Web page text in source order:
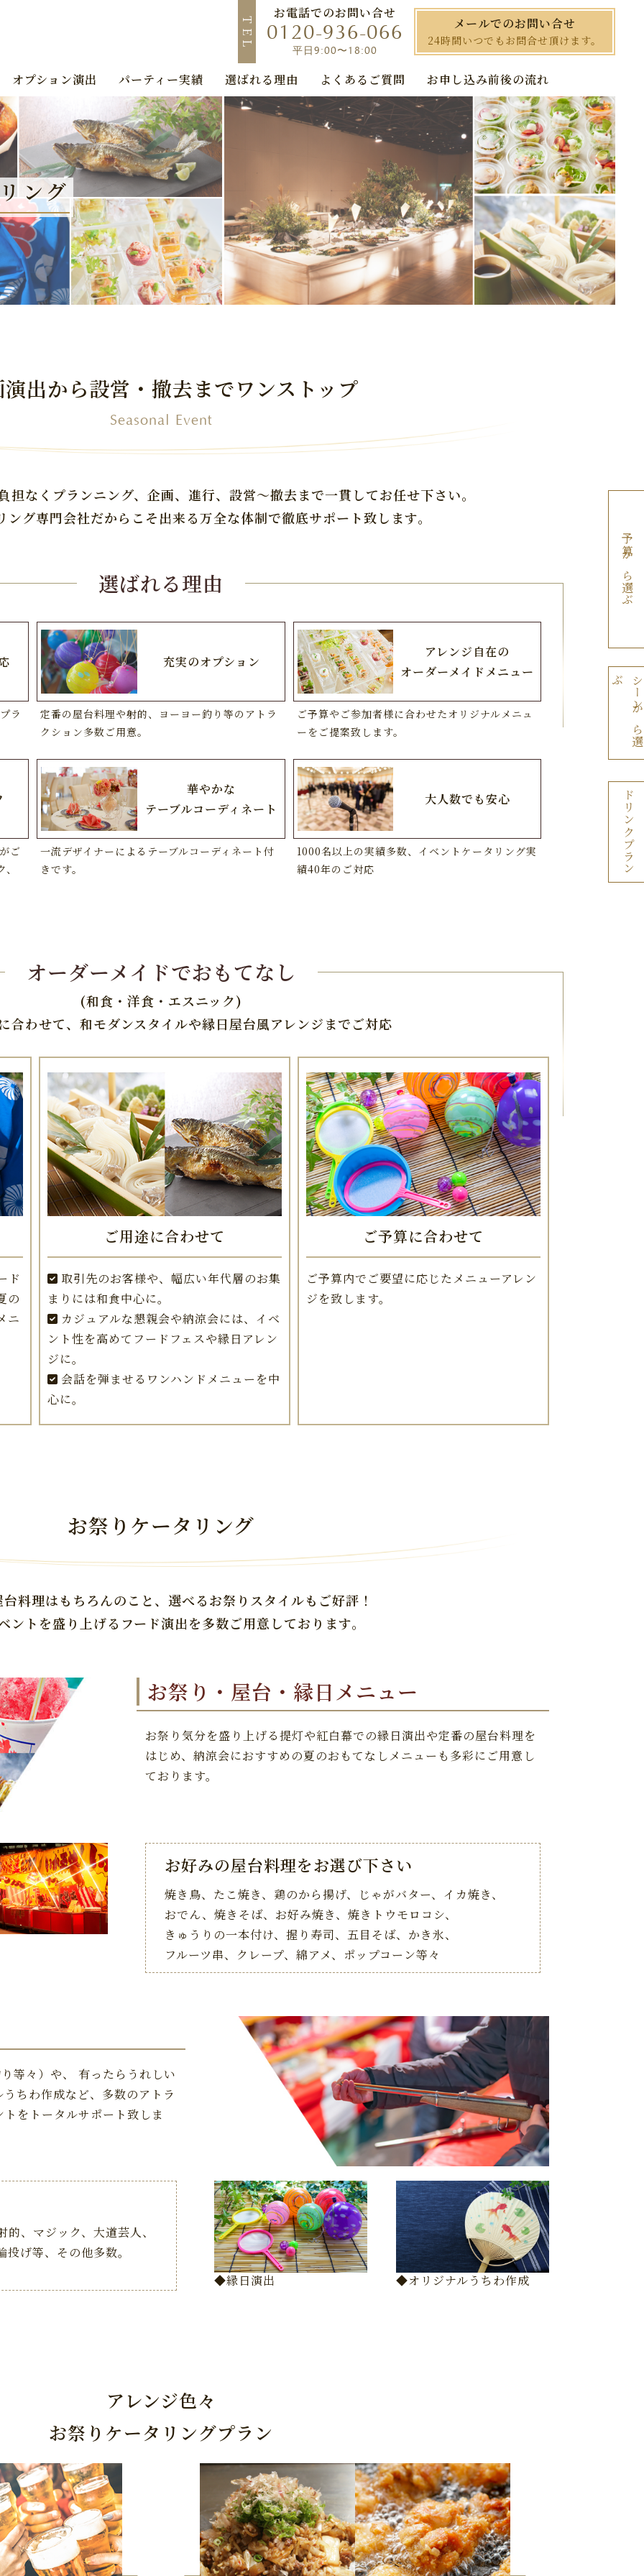
T
E
L
お電話でのお問い合せ
0120-936-066
平日9:00〜18:00
メールでのお問い合せ
24時間いつでもお問合せ頂けます。
オプション演出 パーティー実績 選ばれる理由 よくあるご質問 お申し込み前後の流れ
ング
出から設営・撤去までワンストップ
Seasonal Event
担なく プランニング、企画、進行、 設営～撤去まで一貫してお任せ下さい。
ング専門会社だからこそ出来る万全な体制で徹底サポート致します。
選ばれる理由
ラ
充実のオプション
定番の屋台料理や射的、ヨーヨー釣り等のアトラ
クション多数ご用意。
アレンジ自在の
オーダーメイドメニュー
ご予算やご参加者様に合わせたオリジナルメニュ
ーをご提案致します。
ご
華やかな
テーブルコーディネート
一流デザイナーによるテーブルコーディネート付
きです。
大人数でも安心
1000名以上の実績多数、イベントケータリング実
績40年のご対応
オーダーメイドでおもてなし
(和食・洋食・エスニック)
合わせて、和モダンスタイルや縁日屋台風アレンジまでご対応
ド
の
ニ
ご用途に合わせて
取引先のお客様や、幅広い年代層のお集
まりには和食中心に。
カジュアルな懇親会や納涼会には、イベ
ント性を高めてフードフェスや縁日アレン
ジに。
会話を弾ませるワンハンドメニューを中
心に。
ご予算に合わせて
ご予算内でご要望に応じたメニューアレン
ジを致します。
お祭りケータリング
料理はもちろんのこと、 選べるお祭りスタイルもご好評！
ントを盛り上げるフード演出を多数ご用意しております。
お祭り・屋台・縁日メニュー
お祭り気分を盛り上げる提灯や紅白幕での縁日演出や定番の屋台料理を
はじめ、納涼会におすすめの夏のおもてなしメニューも多彩にご用意し
ております。
お好みの屋台料理をお選び下さい
焼き鳥、たこ焼き、鶏のから揚げ、
じゃがバター、イカ焼き、
おでん、焼きそば、 お好み焼き、焼きトウモロコシ、
きゅうりの一本付け、握り寿司、 五目そば、かき氷、
フルーツ串、クレープ、 綿アメ、ポップコーン等々
等々）や、 有ったらうれしい
ちわ作成など、多数のアトラ
をトータルサポート致しま
◆縁日演出 ◆オリジナルうちわ作成
的、マジック、大道芸人、
投げ等、その他多数。
アレンジ色々
お祭りケータリングプラン
予算から選ぶ
ぶ
ドリンクプラン